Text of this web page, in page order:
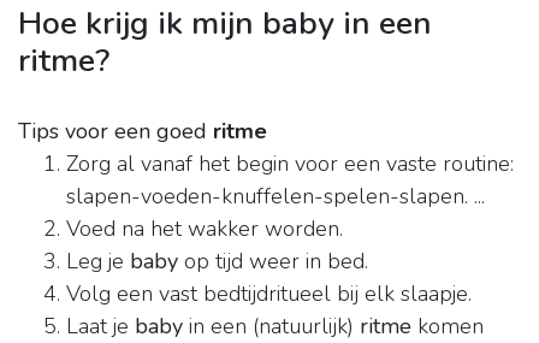
Hoe krijg ik mijn baby in een
ritme?
Tips voor een goed ritme
Zorg al vanaf het begin voor een vaste routine:
slapen-voeden-knuffelen-spelen-slapen. ...
Voed na het wakker worden.
Leg je baby op tijd weer in bed.
Volg een vast bedtijdritueel bij elk slaapje.
Laat je baby in een (natuurlijk) ritme komen